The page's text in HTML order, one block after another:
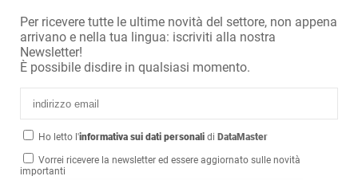
Per ricevere tutte le ultime novità del settore, non appena
arrivano e nella tua lingua: iscriviti alla nostra
Newsletter!
È possibile disdire in qualsiasi momento.
Ho letto l'informativa sui dati personali di DataMaster
Vorrei ricevere la newsletter ed essere aggiornato sulle novità
importanti